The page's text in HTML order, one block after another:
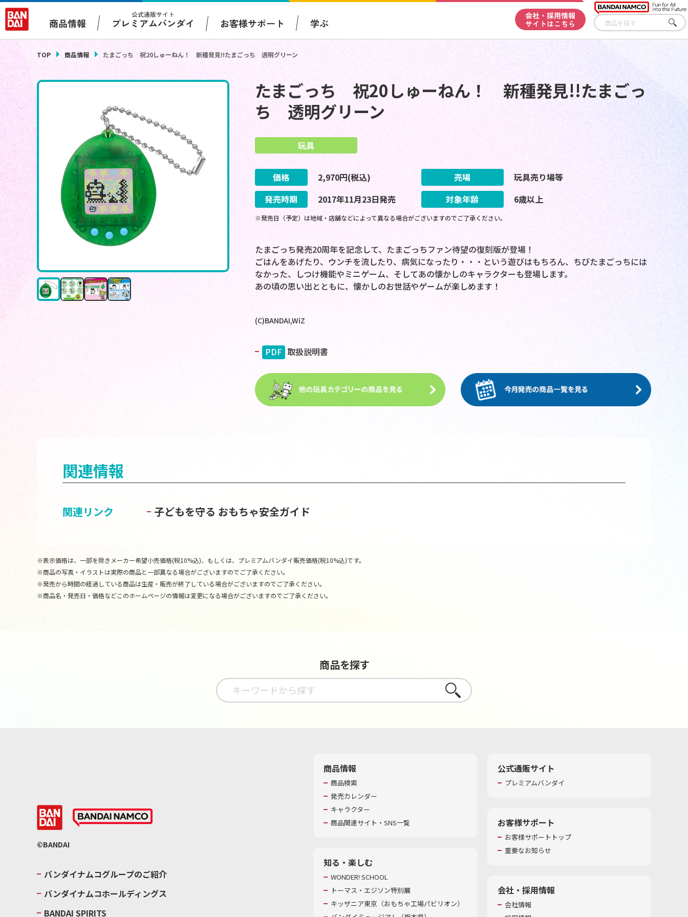
商品情報
公式通販サイト
プレミアムバンダイ お客様サポート 学ぶ
会社・採用情報
サイトはこちら
さが
す
TOP 商品情報 たまごっち 祝20しゅーねん！ 新種発見!!たまごっち 透明グリーン
たまごっち 祝20しゅーねん！ 新種発見!!たまごっ
ち 透明グリーン
玩具
価格 2,970円(税込) 売場
玩具売り場等
発売時期
2017年11月23日発売 対象年齢 6歳以上
※発売日（予定）は地域・店舗などによって異なる場合がございますのでご了承ください。
たまごっち発売20周年を記念して、たまごっちファン待望の復刻版が登場！
ごはんをあげたり、ウンチを流したり、病気になったり・・・という遊びはもちろん、ちびたまごっちには
なかった、しつけ機能やミニゲーム、そしてあの懐かしのキャラクターも登場します。
あの頃の思い出とともに、懐かしのお世話やゲームが楽しめます！
(C)BANDAI,WiZ
PDF 取扱説明書
関連情報
関連リンク 子どもを守る おもちゃ安全ガイド
※表示価格は、一部を除きメーカー希望小売価格(税10%込)、もしくは、プレミアムバンダイ販売価格(税10%込)です。
※商品の写真・イラストは実際の商品と一部異なる場合がございますのでご了承ください。
※発売から時間の経過している商品は生産・販売が終了している場合がございますのでご了承ください。
※商品名・発売日・価格などこのホームページの情報は変更になる場合がございますのでご了承ください。
商品を探す
さがす
©BANDAI
バンダイナムコグループのご紹介
バンダイナムコホールディングス
BANDAI SPIRITS
商品情報
商品検索
発売カレンダー
キャラクター
商品関連サイト・SNS一覧
知る・楽しむ
WONDER! SCHOOL
トーマス・エジソン特別展
キッザニア東京（おもちゃ工場パビリオン）​
公式通販サイト
プレミアムバンダイ
お客様サポート
お客様サポートトップ
重要なお知らせ
会社・採用情報
会社情報